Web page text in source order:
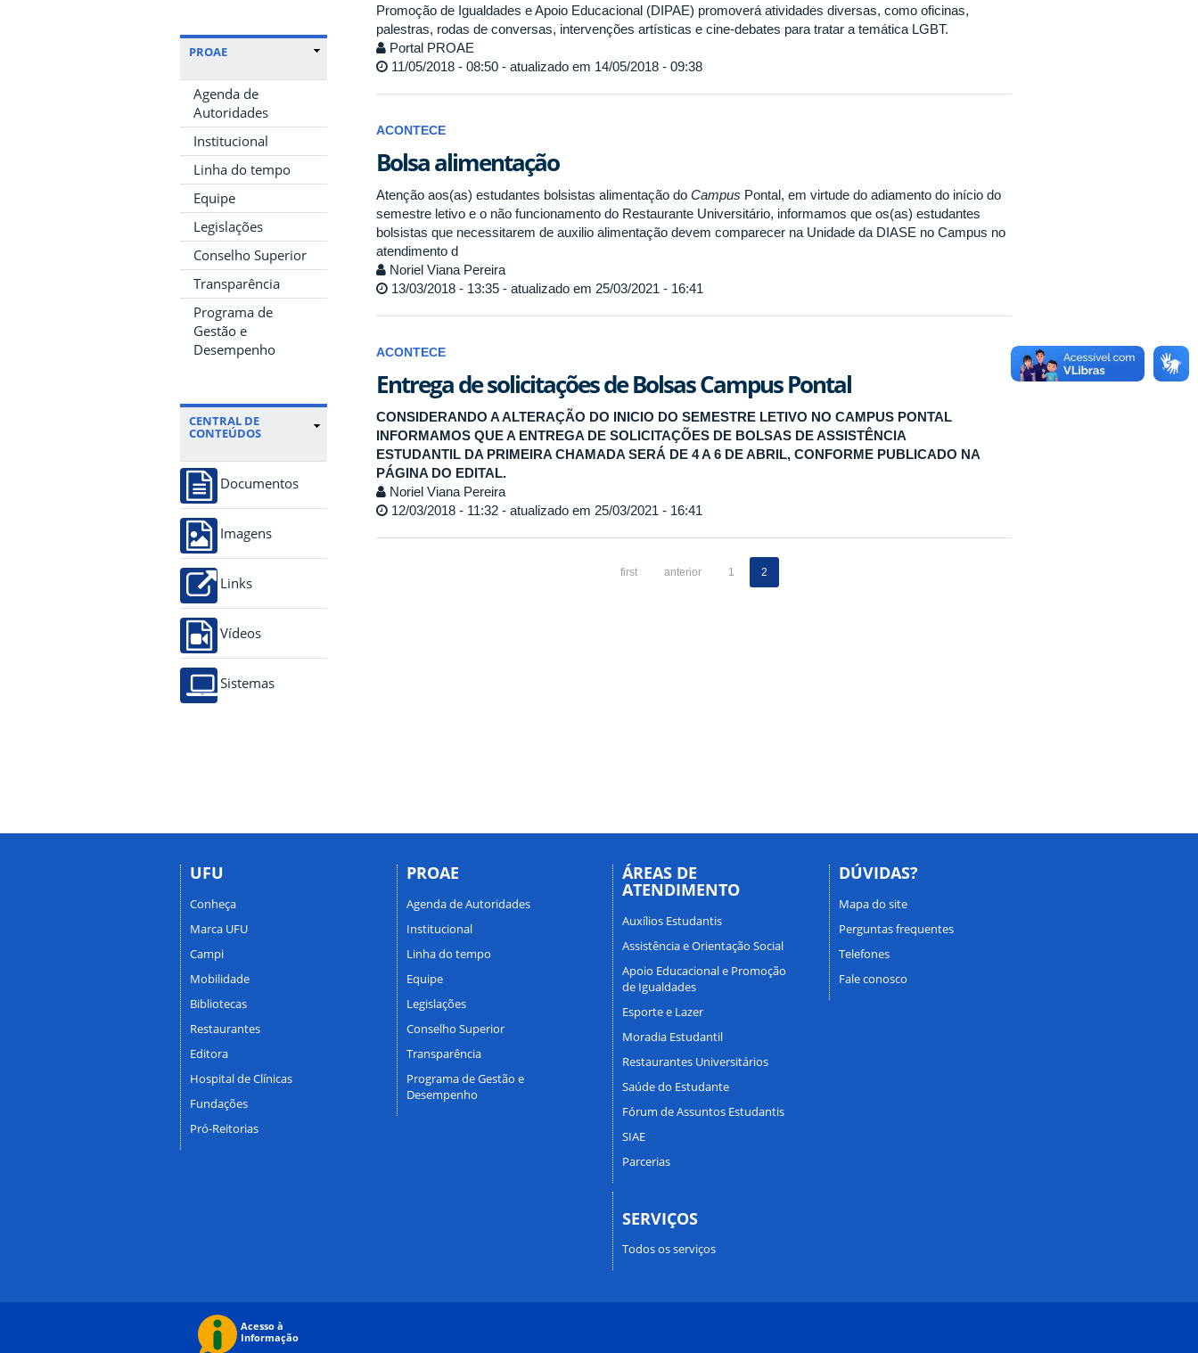
PROAE
Agenda de
Autoridades
Institucional
Linha do tempo
Equipe
Legislações
Conselho Superior
Transparência
Programa de
Gestão e
Desempenho
CENTRAL DE
CONTEÚDOS
Documentos
Imagens
Links
Vídeos
Sistemas
Promoção de Igualdades e Apoio Educacional (DIPAE) promoverá atividades diversas, como oficinas,
palestras, rodas de conversas, intervenções artísticas e cine-debates para tratar a temática LGBT.
Portal PROAE
11/05/2018 - 08:50 - atualizado em 14/05/2018 - 09:38
ACONTECE
Bolsa alimentação
Atenção aos(as) estudantes bolsistas alimentação do Campus Pontal, em virtude do adiamento do início do
semestre letivo e o não funcionamento do Restaurante Universitário, informamos que os(as) estudantes
bolsistas que necessitarem de auxilio alimentação devem comparecer na Unidade da DIASE no Campus no
atendimento d
Noriel Viana Pereira
13/03/2018 - 13:35 - atualizado em 25/03/2021 - 16:41
ACONTECE
Entrega de solicitações de Bolsas Campus Pontal
CONSIDERANDO A ALTERAÇÃO DO INICIO DO SEMESTRE LETIVO NO CAMPUS PONTAL
INFORMAMOS QUE A ENTREGA DE SOLICITAÇÕES DE BOLSAS DE ASSISTÊNCIA
ESTUDANTIL DA PRIMEIRA CHAMADA SERÁ DE 4 A 6 DE ABRIL, CONFORME PUBLICADO NA
PÁGINA DO EDITAL.
Noriel Viana Pereira
12/03/2018 - 11:32 - atualizado em 25/03/2021 - 16:41
first anterior 1 2
UFU
Conheça
Marca UFU
Campi
Mobilidade
Bibliotecas
Restaurantes
Editora
Hospital de Clínicas
Fundações
Pró-Reitorias
PROAE
Agenda de Autoridades
Institucional
Linha do tempo
Equipe
Legislações
Conselho Superior
Transparência
Programa de Gestão e
Desempenho
ÁREAS DE
ATENDIMENTO
Auxílios Estudantis
Assistência e Orientação Social
Apoio Educacional e Promoção
de Igualdades
Esporte e Lazer
Moradia Estudantil
Restaurantes Universitários
Saúde do Estudante
Fórum de Assuntos Estudantis
SIAE
Parcerias
SERVIÇOS
Todos os serviços
DÚVIDAS?
Mapa do site
Perguntas frequentes
Telefones
Fale conosco